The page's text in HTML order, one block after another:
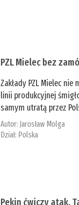
PZL Mielec bez
Zakłady PZL Mielec
linii produkcyjnej
samym utratą przez
Autor: Jarosław Molga
Dział: Polska
Pekin ćwiczy atak,